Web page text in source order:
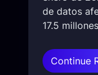
de datos
17.5
Continue